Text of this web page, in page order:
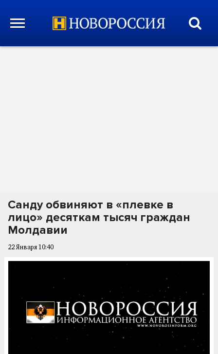
Санду обвиняют в «плевке в
лицо» десяткам тысяч граждан
Молдавии
22 Января 10:40